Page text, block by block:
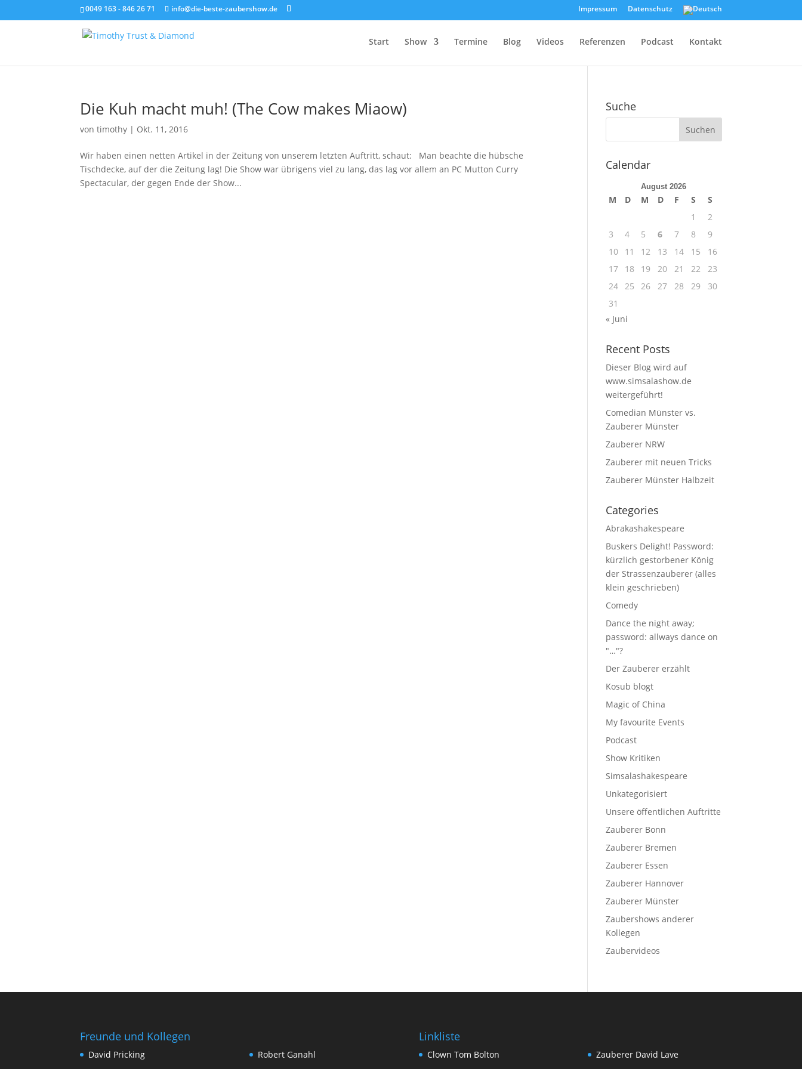
0049 163 - 846 26 71 info@die-beste-zaubershow.de Impressum Datenschutz
Start Show Termine Blog Videos Referenzen Podcast Kontakt
Die Kuh macht muh! (The Cow makes Miaow)
vontimothy | Okt. 11, 2016
Wir haben einen netten Artikel in der Zeitung von unserem letzten Auftritt, schaut: Man beachte die hübsche
Tischdecke, auf der die Zeitung lag! Die Show war übrigens viel zu lang, das lag vor allem an PC Mutton Curry
Spectacular, der gegen Ende der Show...
Suche
Calendar
August 2026
M D M D F S
S
1
2
3
4 5 6 7 8
9
10
11 12 13 14 15
16
17
18 19 20 21 22
23
24 25 26 27 28 29
30
31
« Juni
Recent Posts
Dieser Blog wird auf
www.simsalashow.de
weitergeführt!
Comedian Münster vs.
Zauberer Münster
Zauberer NRW
Zauberer mit neuen Tricks
Zauberer Münster Halbzeit
Categories
Abrakashakespeare
Buskers Delight! Password:
kürzlich gestorbener König
der Strassenzauberer (alles
klein geschrieben)
Comedy
Dance the night away;
password: allways dance on
"…"?
Der Zauberer erzählt
Kosub blogt
Magic of China
My favourite Events
Podcast
Show Kritiken
Simsalashakespeare
Unkategorisiert
Unsere öffentlichen Auftritte
Zauberer Bonn
Zauberer Bremen
Zauberer Essen
Zauberer Hannover
Zauberer Münster
Zaubershows anderer
Kollegen
Zaubervideos
Freunde und Kollegen
David Pricking
Robert Ganahl
Linkliste
Clown Tom Bolton
Zauberer David Lave